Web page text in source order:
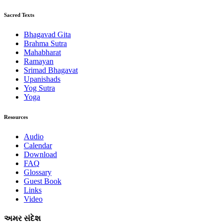
Sacred Texts
Bhagavad Gita
Brahma Sutra
Mahabharat
Ramayan
Srimad Bhagavat
Upanishads
Yog Sutra
Yoga
Resources
Audio
Calendar
Download
FAQ
Glossary
Guest Book
Links
Video
અમર સંદેશ